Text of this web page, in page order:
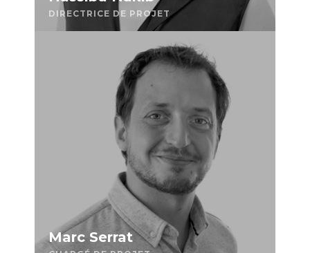
DIRECTRICE DE PROJET
Marc Serrat